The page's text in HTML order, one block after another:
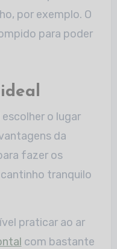
por exemplo. O
para poder
o lugar
da
fazer os
tranquilo
praticar ao ar
com bastante